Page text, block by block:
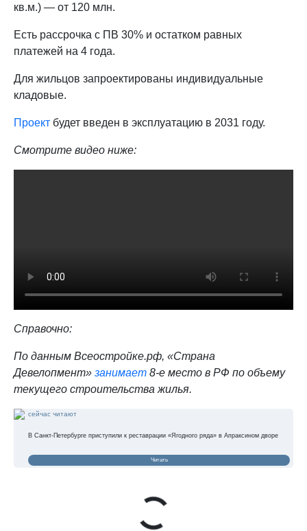
кв.м.) — от 120 млн.
Есть рассрочка с ПВ 30% и остатком равных
платежей на 4 года.
Для жильцов запроектированы индивидуальные
кладовые.
Проект будет введен в эксплуатацию в 2031 году.
Смотрите видео ниже:
Справочно:
По данным Всеостройке.pф, «Страна
Девелопмент» занимает 8-е место в РФ по объему
текущего строительства жилья.
сейчас читают
В Санкт-Петербурге приступили к реставрации «Ягодного ряда» в Апраксином дворе
Читать